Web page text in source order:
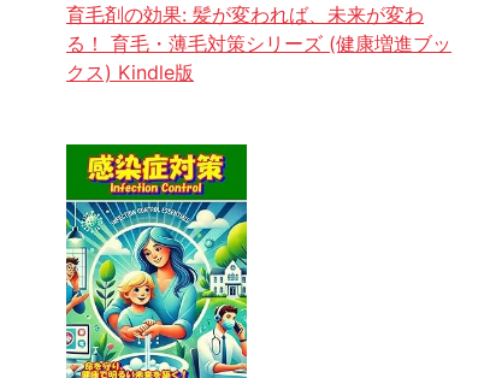
育毛剤の効果: 髪が変われば、未来が変わ
る！ 育毛・薄毛対策シリーズ (健康増進ブッ
クス) Kindle版